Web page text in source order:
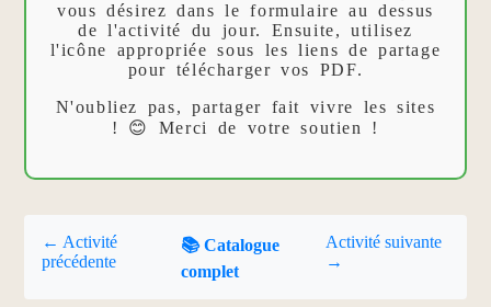
vous désirez dans le formulaire au dessus
de l'activité du jour. Ensuite, utilisez
l'icône appropriée sous les liens de partage
pour télécharger vos PDF.
N'oubliez pas, partager fait vivre les sites
! 😊 Merci de votre soutien !
← Activité
précédente
📚 Catalogue
complet
Activité suivante
→